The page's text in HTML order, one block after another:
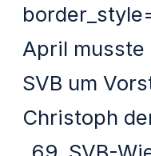
April musste
SVB um
Christoph